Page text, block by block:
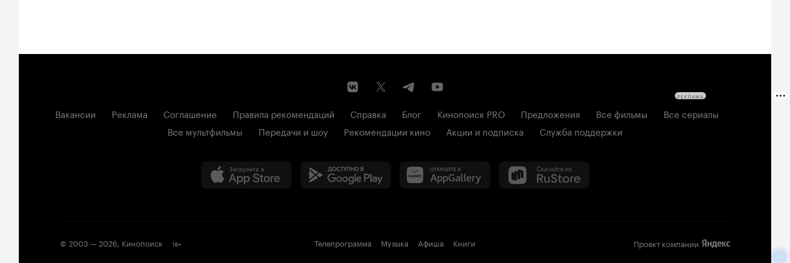
Вакансии Реклама Соглашение Правила рекомендаций Справка Блог Кинопоиск PRO Предложения Все фильмы
Все сериалы
Все мультфильмы
Передачи и шоу Рекомендации кино Акции и подписка Служба поддержки
© 2003 —2026, Кинопоиск 18+ Телепрограмма Музыка Афиша Книги Проект компании
РЕКЛАМА